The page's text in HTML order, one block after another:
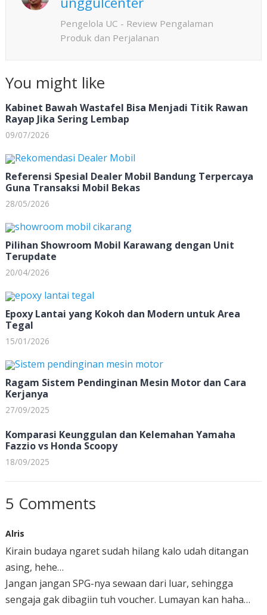
p
Pengelola UC - Review Pengalaman
Produk dan Perjalanan
You might like
Kabinet Bawah Wastafel Bisa Menjadi Titik Rawan
Rayap Jika Sering Lembap
09/07/2026
Referensi Spesial Dealer Mobil Bandung Terpercaya
Guna Transaksi Mobil Bekas
28/05/2026
Pilihan Showroom Mobil Karawang dengan Unit
Terupdate
20/04/2026
Epoxy Lantai yang Kokoh dan Modern untuk Area
Tegal
15/01/2026
Ragam Sistem Pendinginan Mesin Motor dan Cara
Kerjanya
27/09/2025
Komparasi Keunggulan dan Kelemahan Yamaha
Fazzio vs Honda Scoopy
18/09/2025
5 Comments
Alris
Kirain budaya ngaret sudah hilang kalo udah ditangan
asing, hehe…
Jangan jangan SPG-nya sewaan dari luar, sehingga
sengaja gak dibagiin tuh voucher. Lumayan kan haha…